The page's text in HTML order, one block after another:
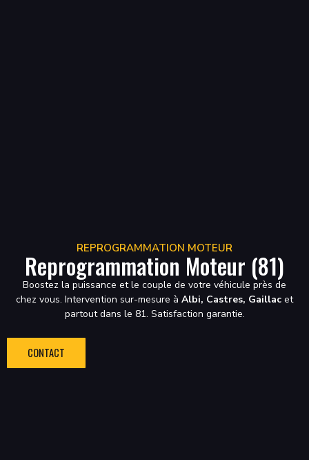
REPROGRAMMATION MOTEUR
Reprogrammation Moteur (81)
Boostez la puissance et le couple de votre véhicule près de
chez vous. Intervention sur-mesure à Albi, Castres, Gaillac et
partout dans le 81. Satisfaction garantie.
CONTACT